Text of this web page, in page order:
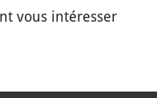
vous intéresser